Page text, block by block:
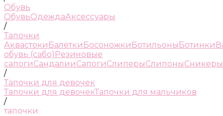
Обувь
ОбувьОдеждаАксессуары
/
Тапочки
Аквастоки Балетки Босоножки Ботильоны Ботинки
обувь (сабо) Резиновые
сапогиСандалииСапогиСлиперыСлипоныСникеры
/
Тапочки для девочек
Тапочки для девочекТапочки для мальчиков
/
тапочки